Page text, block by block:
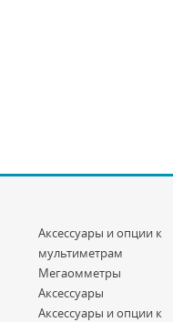
Аксессуары и опции к
мультиметрам
Мегаомметры
Аксессуары
Аксессуары и опции к